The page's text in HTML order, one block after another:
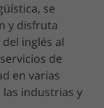
se
y disfruta
inglés al
de
en varias
industrias y